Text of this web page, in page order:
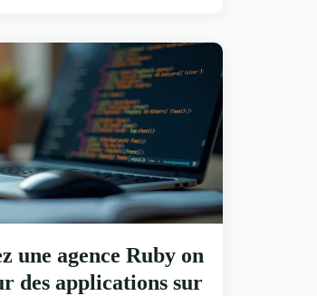
une agence Ruby on
des applications sur